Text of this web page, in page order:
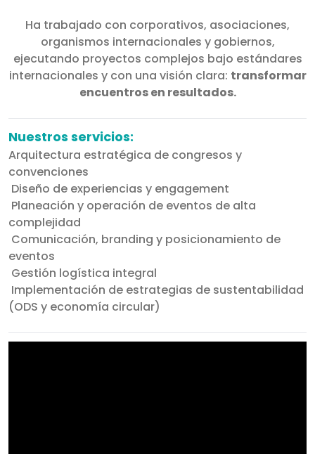
Ha trabajado con corporativos, asociaciones,
organismos internacionales y gobiernos,
ejecutando proyectos complejos bajo estándares
internacionales y con una visión clara: transformar
encuentros en resultados.
Nuestros servicios:
Arquitectura estratégica de congresos y
convenciones
Diseño de experiencias y engagement
Planeación y operación de eventos de alta
complejidad
Comunicación, branding y posicionamiento de
eventos
Gestión logística integral
Implementación de estrategias de sustentabilidad
(ODS y economía circular)